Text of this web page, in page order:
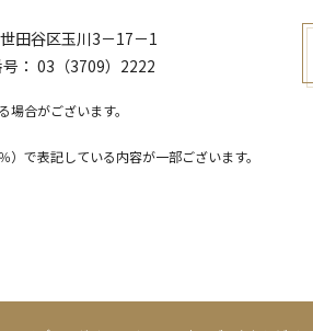
田谷区玉川3－17－1
： 03（3709）2222
合がございます。
で表記している内容が一部ございます。